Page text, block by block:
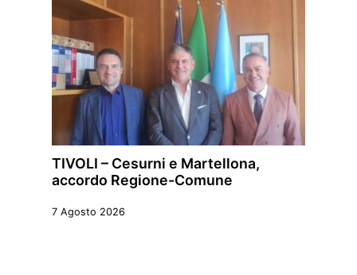
TIVOLI – Cesurni e Martellona,
accordo Regione-Comune
7 Agosto 2026